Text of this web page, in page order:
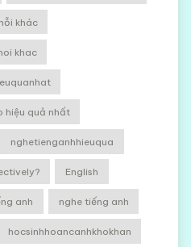
khác
khac
hiệu quả nhất
nghetienganhhieuqua
English
anh nghe tiếng anh
hocsinhhoancanhkhokhan